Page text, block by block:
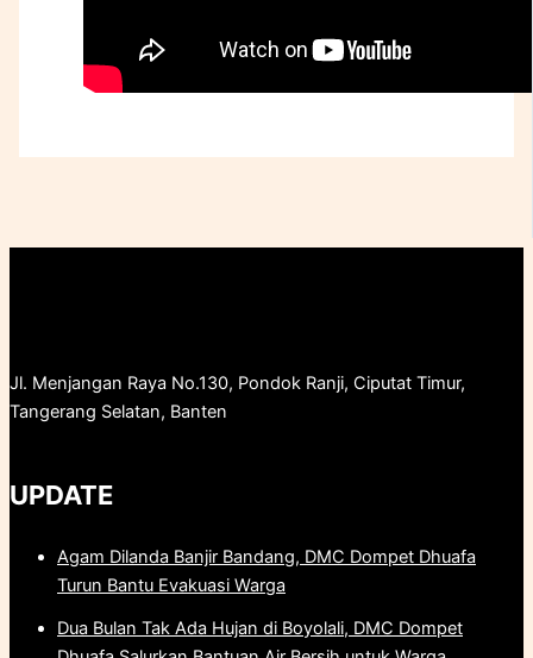
Jl. Menjangan Raya No.130, Pondok Ranji, Ciputat Timur,
Tangerang Selatan, Banten
UPDATE
Agam Dilanda Banjir Bandang, DMC Dompet Dhuafa
Turun Bantu Evakuasi Warga
Dua Bulan Tak Ada Hujan di Boyolali, DMC Dompet